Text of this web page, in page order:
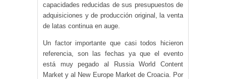
capacidades reducidas de sus presupuestos de
adquisiciones y de producción original, la venta
de latas continua en auge.
Un factor importante que casi todos hicieron
referencia, son las fechas ya que el evento
está muy pegado al Russia World Content
Market y al New Europe Market de Croacia. Por